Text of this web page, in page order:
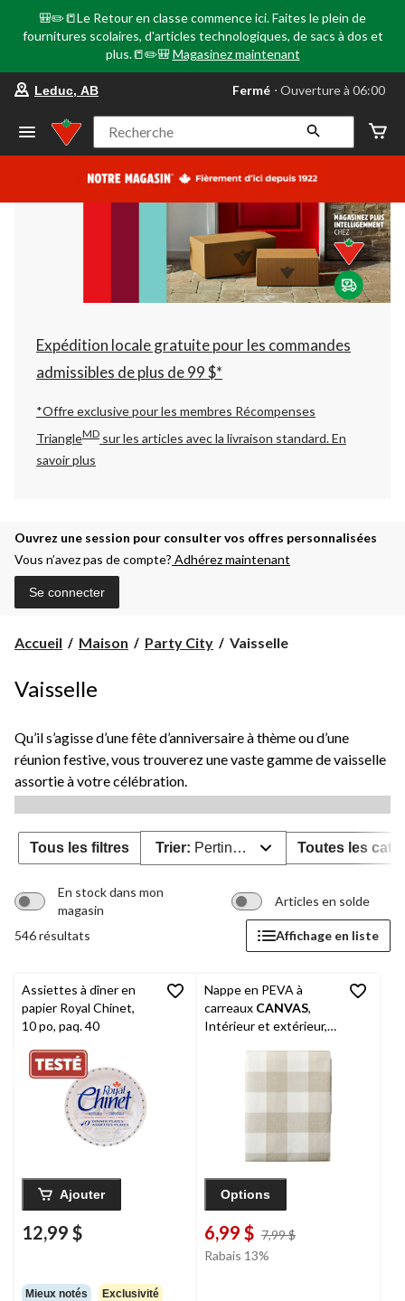
🎒✏️📒Le Retour en classe commence ici. Faites le plein de
fournitures scolaires, d'articles technologiques, de sacs à dos et
plus.📒✏️🎒 Magasinez maintenant
votre
préféré
Leduc,
AB,
courament
Ouverture
à
06:00
cliquer
pour
changer
Leduc, AB Fermé ⋅ Ouverture à 06:00
Recherche
Expédition locale gratuite pour les commandes
admissibles de plus de 99 $*
*Offre exclusive pour les membres Récompenses
TriangleMD sur les articles avec la livraison standard.En
savoir plus
Ouvrez une session pour consulter vos offres personnalisées
Vous n’avez pas de compte? Adhérez maintenant
Se connecter
Accueil Maison Party City Vaisselle
Vaisselle
Vaisselle
Qu’il s’agisse d’une fête d’anniversaire à thème ou d’une
réunion festive, vous trouverez une vaste gamme de vaisselle
assortie à votre célébration.
Tous les filtres Trier: Pertinence Toutes les
En stock dans mon
magasin
Articles en solde
546 résultats Affichage en liste
Assiettes à dîner en
papier Royal Chinet,
10 po, paq. 40
Ajouter
12,99 $
Mieux notés Exclusivité
Nappe en PEVA à
carreaux CANVAS,
Intérieur et extérieur,
Options
6,99 $ 7,99 $
Rabais 13%